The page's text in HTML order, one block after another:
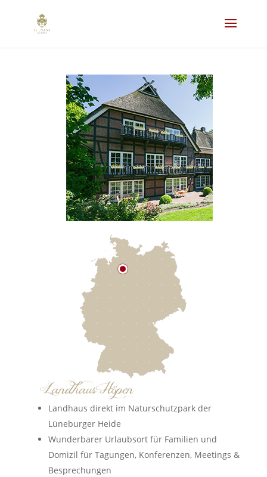
Landhaus direkt im Naturschutzpark der
Lüneburger Heide
Wunderbarer Urlaubsort für Familien und
Domizil für Tagungen, Konferenzen, Meetings &
Besprechungen